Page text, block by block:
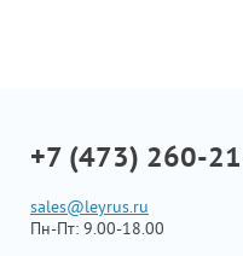
+7 (473) 260-
sales@leyrus.ru
Пн-Пт: 9.00-18.00